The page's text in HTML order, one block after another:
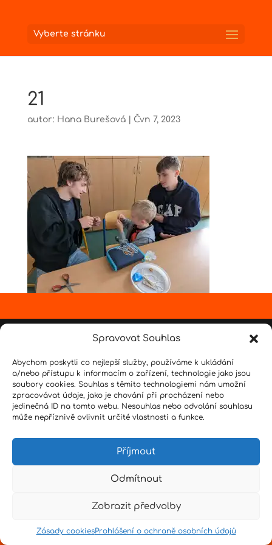
Spravovat Souhlas
Abychom poskytli co nejlepší služby, používáme k ukládání
a/nebo přístupu k informacím o zařízení, technologie jako jsou
soubory cookies. Souhlas s těmito technologiemi nám umožní
zpracovávat údaje, jako je chování při procházení nebo
jedinečná ID na tomto webu. Nesouhlas nebo odvolání souhlasu
může nepříznivě ovlivnit určité vlastnosti a funkce.
Příjmout
Odmítnout
Zobrazit předvolby
Zásady cookiesProhlášení o ochraně osobních údajů
Vyberte stránku
21
autor: Hana Burešová| Čvn 7, 2023
Senpai|Hvězdné psaní